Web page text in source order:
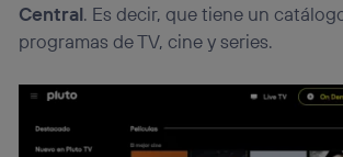
Central. Es decir, que tiene un
programas de TV, cine y series.